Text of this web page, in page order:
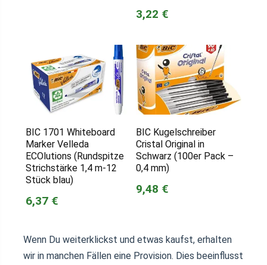
3,22 €
BIC 1701 Whiteboard
Marker Velleda
ECOlutions (Rundspitze
Strichstärke 1,4 m-12
Stück blau)
6,37 €
BIC Kugelschreiber
Cristal Original in
Schwarz (100er Pack –
0,4 mm)
9,48 €
Wenn Du weiterklickst und etwas kaufst, erhalten
wir in manchen Fällen eine Provision. Dies beeinflusst